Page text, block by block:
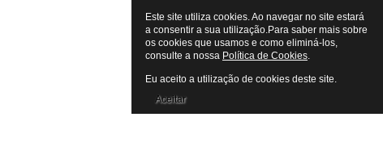
Este site utiliza cookies. Ao navegar no site estará
a consentir a sua utilização.Para saber mais sobre
os cookies que usamos e como eliminá-los,
consulte a nossa Política de Cookies.
Eu aceito a utilização de cookies deste site.
Aceitar